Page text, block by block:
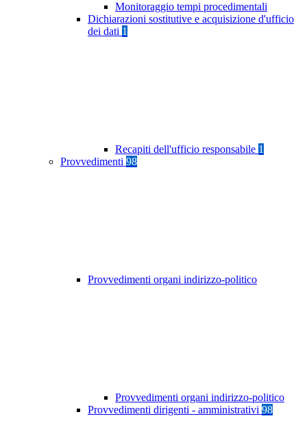
Monitoraggio tempi procedimentali
Dichiarazioni sostitutive e acquisizione d'ufficio
dei dati 1
Recapiti dell'ufficio responsabile 1
Provvedimenti 98
Provvedimenti organi indirizzo-politico
Provvedimenti organi indirizzo-politico
Provvedimenti dirigenti - amministrativi 98